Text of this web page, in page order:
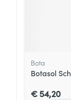
Bota
Botasol
€ 54,20